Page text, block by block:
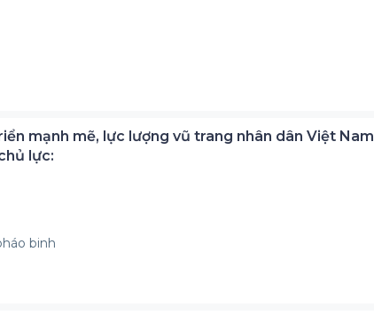
mạnh mẽ, lực lượng vũ trang nhân dân Việt Nam
lực:
binh